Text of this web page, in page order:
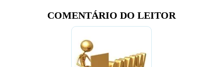
COMENTÁRIO DO LEITOR